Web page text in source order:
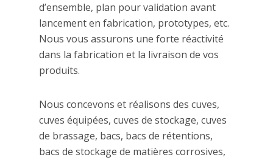
d’ensemble, plan pour validation avant
lancement en fabrication, prototypes, etc.
Nous vous assurons une forte réactivité
dans la fabrication et la livraison de vos
produits.
Nous concevons et réalisons des cuves,
cuves équipées, cuves de stockage, cuves
de brassage, bacs, bacs de rétentions,
bacs de stockage de matières corrosives,